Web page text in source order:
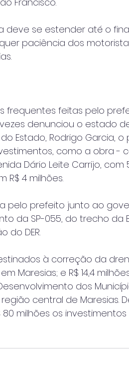
deve se estender até o final
paciência dos
frequentes feitas pelo
denunciou o estado
Estado, Rodrigo Garcia,
como a obra -
Dário Leite Carrijo, com
R$ 4 milhões.
pelo prefeito junto ao
da SP-055, do trecho da
do DER.
à correção da
Maresias; e R$ 14,4 milhões
dos
central de Maresias.
milhões os